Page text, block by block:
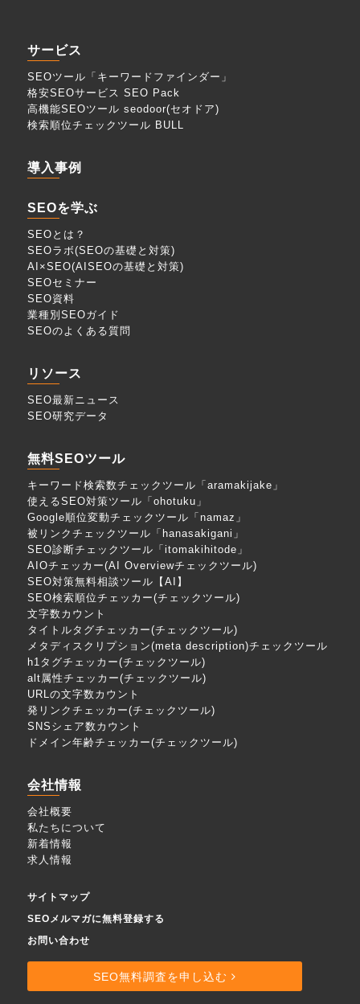
サービス
SEOツール「キーワードファインダー」
格安SEOサービス SEO Pack
高機能SEOツール seodoor(セオドア)
検索順位チェックツール BULL
導入事例
SEOを学ぶ
SEOとは？
SEOラボ(SEOの基礎と対策)
AI×SEO(AISEOの基礎と対策)
SEOセミナー
SEO資料
業種別SEOガイド
SEOのよくある質問
リソース
SEO最新ニュース
SEO研究データ
無料SEOツール
キーワード検索数チェックツール「aramakijake」
使えるSEO対策ツール「ohotuku」
Google順位変動チェックツール「namaz」
被リンクチェックツール「hanasakigani」
SEO診断チェックツール「itomakihitode」
AIOチェッカー(AI Overviewチェックツール)
SEO対策無料相談ツール【AI】
SEO検索順位チェッカー(チェックツール)
文字数カウント
タイトルタグチェッカー(チェックツール)
メタディスクリプション(meta description)チェックツール
h1タグチェッカー(チェックツール)
alt属性チェッカー(チェックツール)
URLの文字数カウント
発リンクチェッカー(チェックツール)
SNSシェア数カウント
ドメイン年齢チェッカー(チェックツール)
会社情報
会社概要
私たちについて
新着情報
求人情報
サイトマップ
SEOメルマガに無料登録する
お問い合わせ
SEO無料調査を申し込む